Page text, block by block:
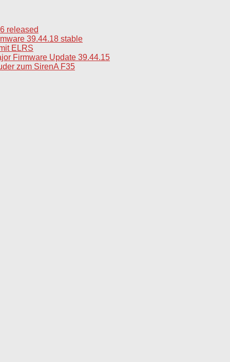
released
39.44.18 stable
ELRS
Firmware Update 39.44.15
zum SirenA F35